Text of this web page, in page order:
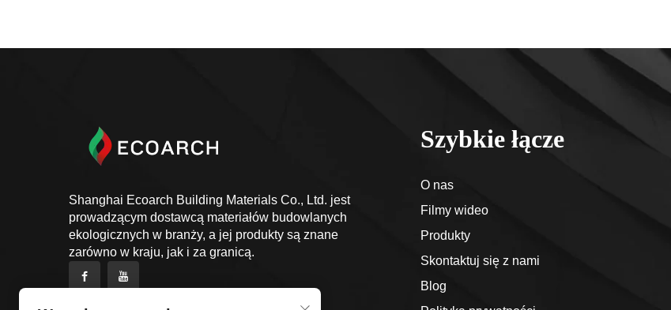
Shanghai Ecoarch Building Materials Co., Ltd. jest
prowadzącym dostawcą materiałów budowlanych
ekologicznych w branży, a jej produkty są znane
zarówno w kraju, jak i za granicą.
Szybkie łącze
O nas
Filmy wideo
Produkty
Skontaktuj się z nami
Blog